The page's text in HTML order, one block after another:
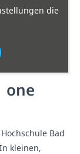
one
Bad
kleinen,
die